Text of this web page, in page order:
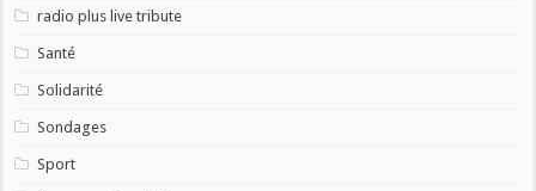
radio plus live tribute
Santé
Solidarité
Sondages
Sport